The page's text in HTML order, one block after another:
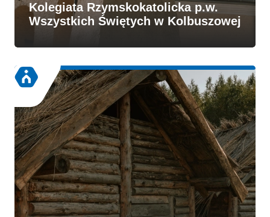
Kolegiata Rzymskokatolicka p.w.
Wszystkich Świętych w Kolbuszowej